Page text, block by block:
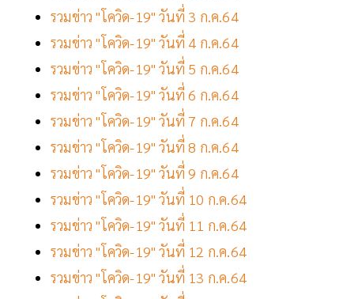
รวมข่าว "โควิด-19" วันที่ 3 ก.ค.64
รวมข่าว "โควิด-19" วันที่ 4 ก.ค.64
รวมข่าว "โควิด-19" วันที่ 5 ก.ค.64
รวมข่าว "โควิด-19" วันที่ 6 ก.ค.64
รวมข่าว "โควิด-19" วันที่ 7 ก.ค.64
รวมข่าว "โควิด-19" วันที่ 8 ก.ค.64
รวมข่าว "โควิด-19" วันที่ 9 ก.ค.64
รวมข่าว "โควิด-19" วันที่ 10 ก.ค.64
รวมข่าว "โควิด-19" วันที่ 11 ก.ค.64
รวมข่าว "โควิด-19" วันที่ 12 ก.ค.64
รวมข่าว "โควิด-19" วันที่ 13 ก.ค.64